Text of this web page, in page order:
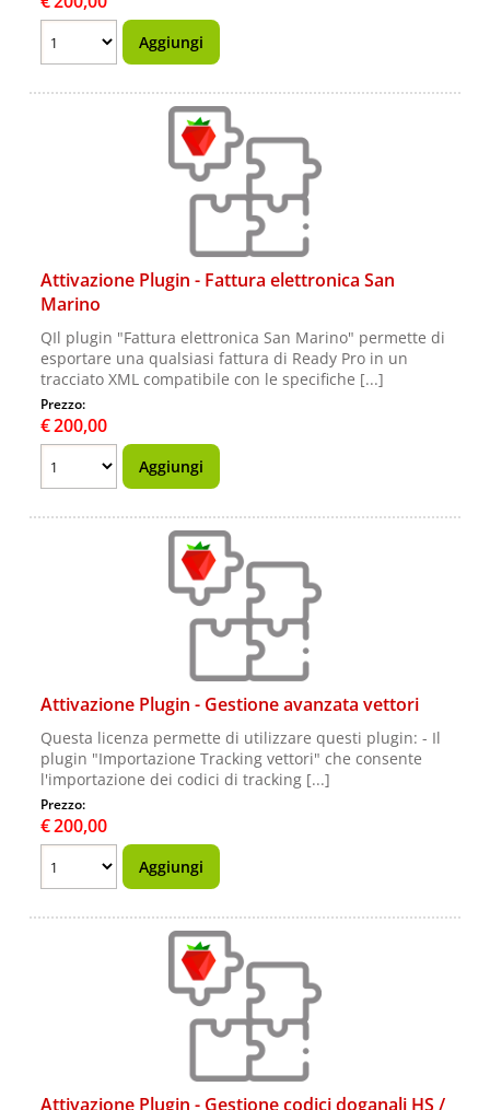
Attivazione Plugin - Fattura elettronica San
Marino
QIl plugin "Fattura elettronica San Marino" permette di
esportare una qualsiasi fattura di Ready Pro in un
tracciato XML compatibile con le specifiche [...]
Prezzo:
€200,00
Attivazione Plugin - Gestione avanzata vettori
Questa licenza permette di utilizzare questi plugin: - Il
plugin "Importazione Tracking vettori" che consente
l'importazione dei codici di tracking [...]
Prezzo:
€200,00
Attivazione Plugin - Gestione codici doganali HS /